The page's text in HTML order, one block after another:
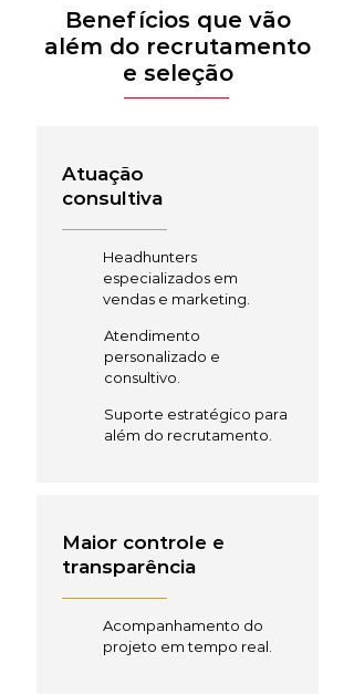
Benefícios que vão
além do recrutamento
e seleção
Atuação
consultiva
Headhunters
especializados em
vendas e marketing.
Atendimento
personalizado e
consultivo.
Suporte estratégico para
além do recrutamento.
Maior controle e
transparência
Acompanhamento do
projeto em tempo real.